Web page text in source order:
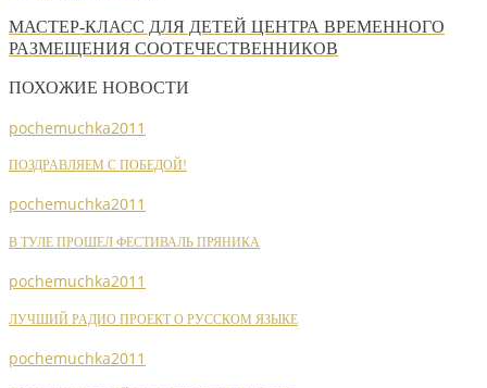
МАСТЕР-КЛАСС ДЛЯ ДЕТЕЙ ЦЕНТРА ВРЕМЕННОГО
РАЗМЕЩЕНИЯ СООТЕЧЕСТВЕННИКОВ
ПОХОЖИЕ НОВОСТИ
pochemuchka2011
ПОЗДРАВЛЯЕМ С ПОБЕДОЙ!
pochemuchka2011
В ТУЛЕ ПРОШЕЛ ФЕСТИВАЛЬ ПРЯНИКА
pochemuchka2011
ЛУЧШИЙ РАДИО ПРОЕКТ О РУССКОМ ЯЗЫКЕ
pochemuchka2011